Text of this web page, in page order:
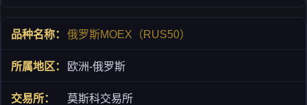
俄罗斯MOEX（RUS50）
欧洲-俄罗斯
莫斯科交易所